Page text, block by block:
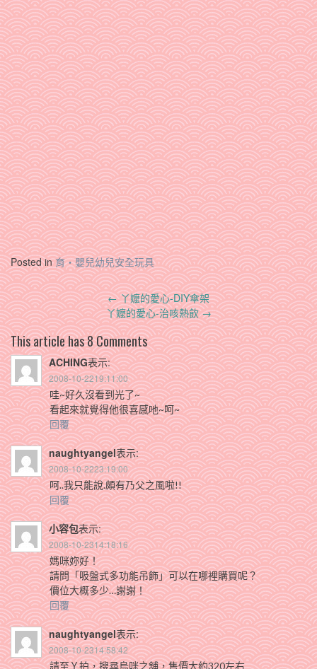
Posted in育‧嬰兒幼兒安全玩具
Post
navigation
←丫嬤的愛心-DIY傘架
丫嬤的愛心-治咳熱飲→
This article has 8 Comments
ACHING表示:
2008-10-2219:11:00
哇~好久沒看到光了~
看起來就覺得他很喜感吔~呵~
回覆
naughtyangel表示:
2008-10-2223:19:00
呵..我只能說.頗有乃父之風啦!!
回覆
小容包表示:
2008-10-2314:18:16
媽咪妳好！
請問「吸盤式多功能吊飾」可以在哪裡購買呢？
價位大概多少…謝謝！
回覆
naughtyangel表示:
2008-10-2314:58:42
請至Ｙ拍，搜尋烏咪之舖，售價大約320左右